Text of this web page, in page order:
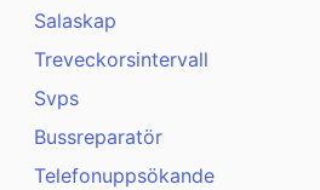
Salaskap
Treveckorsintervall
Svps
Bussreparatör
Telefonuppsökande